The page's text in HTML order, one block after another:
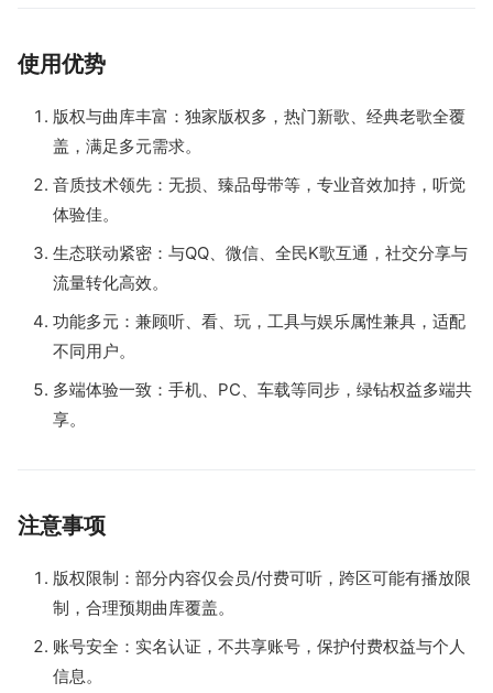
使用优势
版权与曲库丰富：独家版权多，热门新歌、经典老歌全覆
盖，满足多元需求。
音质技术领先：无损、臻品母带等，专业音效加持，听觉
体验佳。
生态联动紧密：与QQ、微信、全民K歌互通，社交分享与
流量转化高效。
功能多元：兼顾听、看、玩，工具与娱乐属性兼具，适配
不同用户。
多端体验一致：手机、PC、车载等同步，绿钻权益多端共
享。
注意事项
版权限制：部分内容仅会员/付费可听，跨区可能有播放限
制，合理预期曲库覆盖。
账号安全：实名认证，不共享账号，保护付费权益与个人
信息。